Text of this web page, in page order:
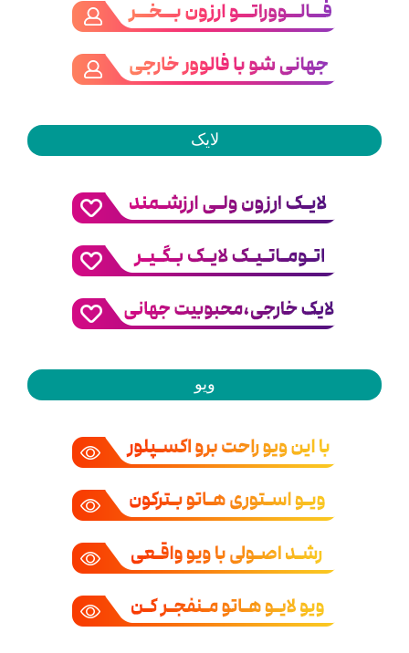
لایک
ویو